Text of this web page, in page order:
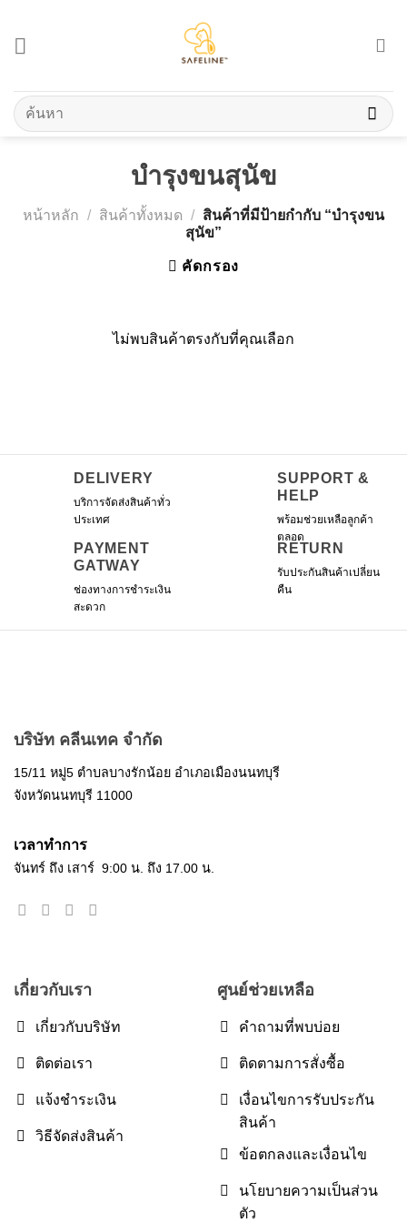
content
ค้นหา:
บำรุงขนสุนัข
หน้าหลัก / สินค้าทั้งหมด /
สินค้าที่มีป้ายกำกับ “บำรุงขน
สุนัข”
คัดกรอง
ไม่พบสินค้าตรงกับที่คุณเลือก
DELIVERY
บริการจัดส่งสินค้าทั่ว
ประเทศ
SUPPORT &
HELP
พร้อมช่วยเหลือลูกค้า
ตลอด
PAYMENT
GATWAY
ช่องทางการชำระเงิน
สะดวก
RETURN
รับประกันสินค้าเปลี่ยน
คืน
บริษัท คลีนเทค จำกัด
15/11 หมู่5 ตำบลบางรักน้อย อำเภอเมืองนนทบุรี
จังหวัดนนทบุรี 11000
เวลาทำการ
จันทร์ ถึง เสาร์ 9:00 น. ถึง 17.00 น.
เกี่ยวกับเรา
เกี่ยวกับบริษัท
ติดต่อเรา
แจ้งชำระเงิน
วิธีจัดส่งสินค้า
ศูนย์ช่วยเหลือ
คำถามที่พบบ่อย
ติดตามการสั่งซื้อ
เงื่อนไขการรับประกัน
สินค้า
ข้อตกลงและเงื่อนไข
นโยบายความเป็นส่วน
ตัว